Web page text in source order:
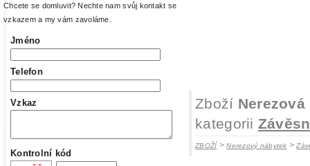
Chcete se domluvit? Nechte nam svůj kontakt se
vzkazem a my vám zavoláme.
Jméno
Telefon
Vzkaz
Kontrolní kód
Zboží
kategorii
ZBOŽÍ>Nerezový nábytek >